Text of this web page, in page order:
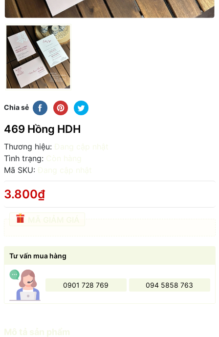
Chia sẻ
469 Hồng HDH
Thương hiệu: Đang cập nhật
Tình trạng: Còn hàng
Mã SKU: Đang cập nhật
3.800₫
Tư vấn mua hàng
0901 728 769 094 5858 763
Mô tả sản phẩm